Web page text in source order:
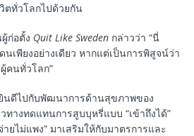
ทั่วโลกไปด้วยกัน
ก่อตั้ง Quit Like Sweden กล่าวว่า “นี่
นเพียงอย่างเดียว หากแต่เป็นการพิสูจน์ว่า
คนทั่วโลก”
นดีไปกับพัฒนาการด้านสุขภาพของ
างทดแทนการสูบบุหรี่แบบ “เข้าถึงได้”
ายไม่แพง” มาเสริมให้กับมาตรการและ